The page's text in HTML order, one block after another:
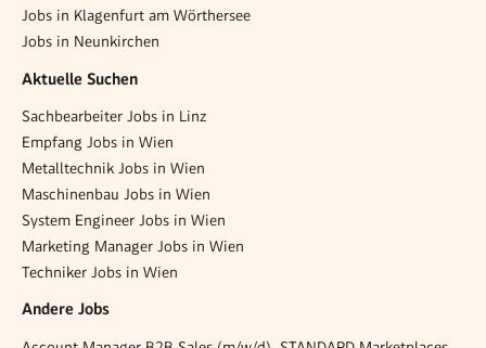
Jobs in Klagenfurt am Wörthersee
Jobs in Neunkirchen
Aktuelle Suchen
Sachbearbeiter Jobs in Linz
Empfang Jobs in Wien
Metalltechnik Jobs in Wien
Maschinenbau Jobs in Wien
System Engineer Jobs in Wien
Marketing Manager Jobs in Wien
Techniker Jobs in Wien
Andere Jobs